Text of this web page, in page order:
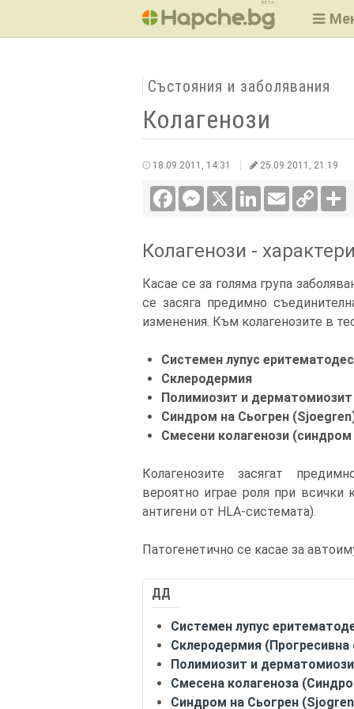
BETA
Състояния и заболявания
Колагенози
18.09.2011, 14:31 25.09.2011, 21:19
FacebookMessenger LinkedInEmail
Copy
Link
Колагенози -
Касае се за голяма група
се засяга предимно
изменения. Към колагенозите в
Системен лупус
Склеродермия
Полимиозит и дерматомиозит
Синдром на Сьогрен
Смесени колагенози
Колагенозите засягат
вероятно играе роля при всички
антигени от HLA-системата).
Патогенетично се касае за
ДД
Системен лупус
Склеродермия (Прогресивна
Полимиозит и
Смесена колагеноза
Синдром на Сьогрен